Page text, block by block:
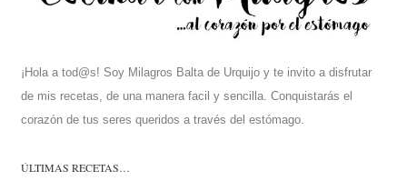
¡Hola a tod@s! Soy Milagros Balta de Urquijo y te invito a disfrutar
de mis recetas, de una manera facil y sencilla. Conquistarás el
corazón de tus seres queridos a través del estómago.
ÚLTIMAS RECETAS…